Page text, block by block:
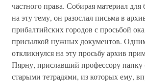
частного права. Собирая материал
на эту тему, он разослал письма в
прибалтийских городов с просьбой
присылкой нужных документов.
откликнулся на эту просьбу архив
Пярну, приславший профессору папку
старыми тетрадями, из которых ему,